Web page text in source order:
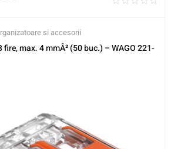
si accesorii
max. 4 mmÂ² (50 buc.) – WAGO 221-